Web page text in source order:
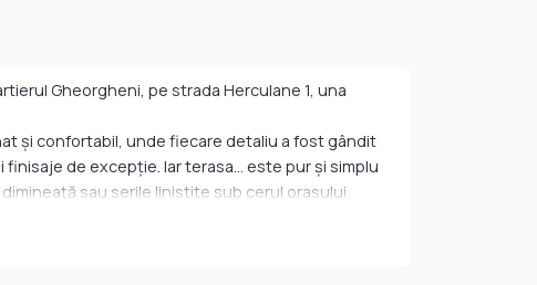
Gheorgheni, pe strada Herculane 1, una
și confortabil, unde fiecare detaliu a fost gândit
de excepție. Iar terasa... este pur și simplu
sau serile liniștite sub cerul orașului.
terasa luminoasă, bucătăria open-space este